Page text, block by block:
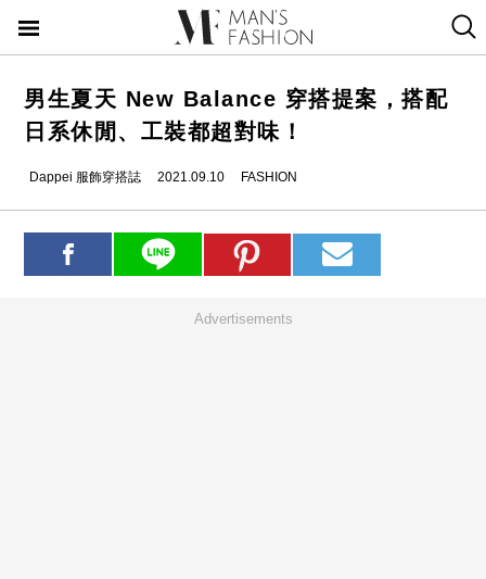
男生夏天 New Balance 穿搭提案，搭配
日系休閒、工裝都超對味！
Dappei 服飾穿搭誌 2021.09.10 FASHION
Advertisements